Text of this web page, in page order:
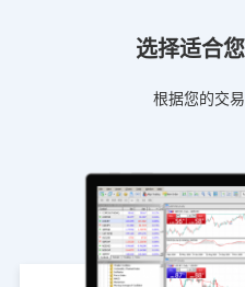
选择适合
根据您的交